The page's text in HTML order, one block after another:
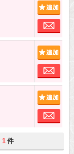
お
お
お
1 件